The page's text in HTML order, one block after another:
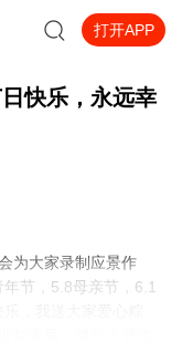
打开APP
快乐，永远幸
为大家录制应景作
节，5.8母亲节，6.1
如春风，得意！爱情